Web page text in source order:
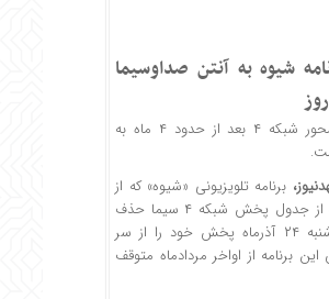
شیوه به آنتن صداوسیما
برنامه مناظره‌محور شبکه ۴ بعد از حدود ۴ ماه به
، برنامه تلویزیونی «شیوه» که از
اواخر مردادماه از جدول پخش شبکه ۴ سیما حذف
شده بود، از شنبه ۲۴ آذرماه پخش خود را از سر
برنامه از اواخر مردادماه متوقف